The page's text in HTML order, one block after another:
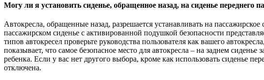
Могу ли я установить сиденье, обращенное назад, на сиденье переднего
Автокресла, обращенные назад, разрешается устанавливать на
пассажирском сиденье с активированной подушкой безопасности
типов автокресел проверьте руководства пользователя как вашего
показывает, что самое безопасное место для автокресла – на заднем
ребенка. Если у вас нет другого выбора, кроме как использовать сиденье
отключена.